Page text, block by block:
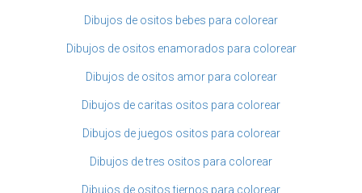
Dibujos de ositos bebes para colorear
Dibujos de ositos enamorados para colorear
Dibujos de ositos amor para colorear
Dibujos de caritas ositos para colorear
Dibujos de juegos ositos para colorear
Dibujos de tres ositos para colorear
Dibujos de ositos tiernos para colorear